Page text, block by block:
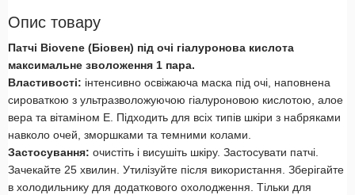
Опис товару
Патчі Biovene (Біовен) під очі гіалуронова кислота
максимальне зволоження 1 пара.
Властивості: інтенсивно освіжаюча маска під очі, наповнена
сироваткою з ультразволожуючою гіалуроновою кислотою, алое
вера та вітаміном Е. Підходить для всіх типів шкіри з набряками
навколо очей, зморшками та темними колами.
Застосування: очистіть і висушіть шкіру. Застосувати патчі.
Зачекайте 25 хвилин. Утилізуйте після використання. Зберігайте
в холодильнику для додаткового охолодження. Тільки для